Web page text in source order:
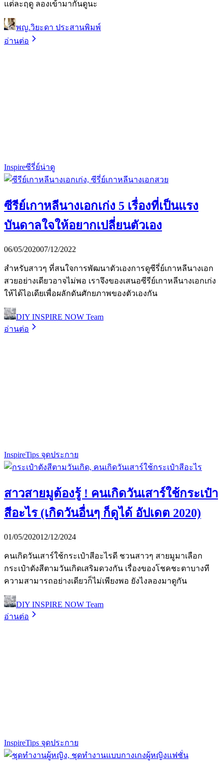
แต่ละฤดู ลองเข้ามากันดูนะ
พญ.วิยะดา ประสานพิมพ์
อ่านต่อ
Inspireซีรี่ย์น่าดู
ซีรีย์เกาหลีนางเอกเก่ง 5 เรื่องที่เป็นแรง
บันดาลใจให้อยากเปลี่ยนตัวเอง
06/05/202007/12/2022
สำหรับสาวๆ ที่สนใจการพัฒนาตัวเองการดูซีรี่ย์เกาหลีนางเอก
สวยอย่างเดียวอาจไม่พอ เราจึงของเสนอซีรีย์เกาหลีนางเอกเก่ง
ให้ได้ไอเดียเพื่อผลักดันศักยภาพของตัวเองกัน
DIY INSPIRE NOW Team
อ่านต่อ
InspireTips จุดประกาย
สาวสายมูต้องรู้ ! คนเกิดวันเสาร์ใช้กระเป๋า
สีอะไร (เกิดวันอื่นๆ ก็ดูได้ อัปเดต 2020)
01/05/202012/12/2024
คนเกิดวันเสาร์ใช้กระเป๋าสีอะไรดี ชวนสาวๆ สายมูมาเลือก
กระเป๋าตังสีตามวันเกิดเสริมดวงกัน เรื่องของโชคชะตาบางที
ความสามารถอย่างเดียวก็ไม่เพียงพอ ยังไงลองมาดูกัน
DIY INSPIRE NOW Team
อ่านต่อ
InspireTips จุดประกาย